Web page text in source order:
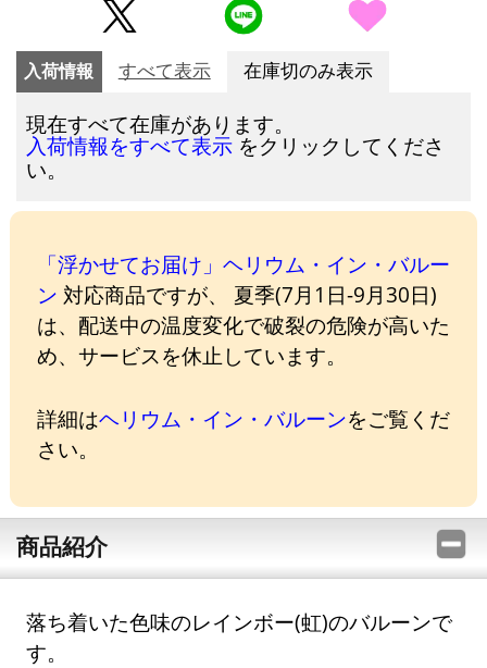
入荷情報 すべて表示 在庫切のみ表示
現在すべて在庫があります。
入荷情報をすべて表示 をクリックしてくださ
い。
「浮かせてお届け」ヘリウム・イン・バルー
ン 対応商品ですが、 夏季(7月1日-9月30日)
は、配送中の温度変化で破裂の危険が高いた
め、サービスを休止しています。
詳細はヘリウム・イン・バルーンをご覧くだ
さい。
商品紹介
落ち着いた色味のレインボー(虹)のバルーンで
す。